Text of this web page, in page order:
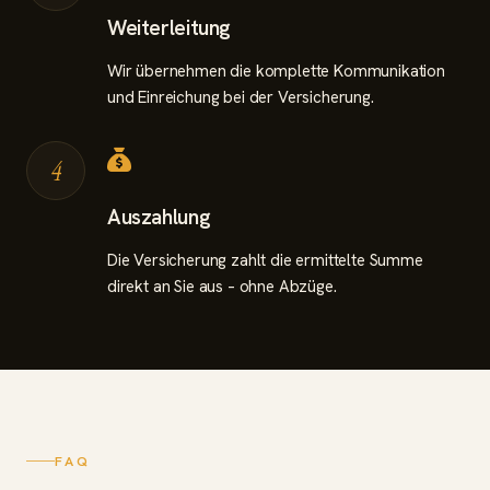
Weiterleitung
Wir übernehmen die komplette Kommunikation
und Einreichung bei der Versicherung.
4
Auszahlung
Die Versicherung zahlt die ermittelte Summe
direkt an Sie aus – ohne Abzüge.
FAQ